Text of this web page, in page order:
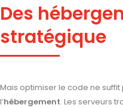
Des
stratégique
Mais optimiser le code ne
l’hébergement. Les serveurs